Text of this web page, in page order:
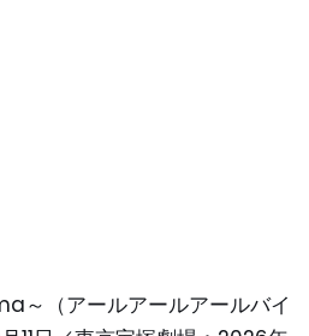
～（アールアールアールバイ